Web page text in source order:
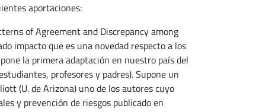
aportaciones:
of Agreement and Discrepancy among
impacto que es una novedad respecto a los
la primera adaptación en nuestro país del
profesores y padres). Supone un
(U. de Arizona) uno de los autores cuyo
y prevención de riesgos publicado en